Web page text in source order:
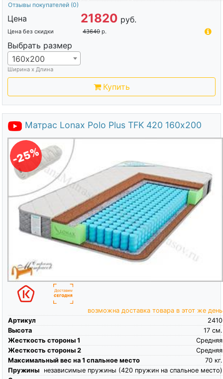
Отзывы покупателей (0)
Цена 21820 руб.
Цена без скидки 43640 р.
Выбрать размер
160х200
Ширина х Длина
Купить
Матрас Lonax Polo Plus TFK 420 160х200
-25%
возможна доставка товара в этот же день
Артикул
2410
Высота
см.
17
Жесткость стороны 1
Средняя
Жесткость стороны 2
Средняя
Максимальный вес на 1 спальное место
кг.
70
Пружины
независимые пружины (420 пружин на спальное место)